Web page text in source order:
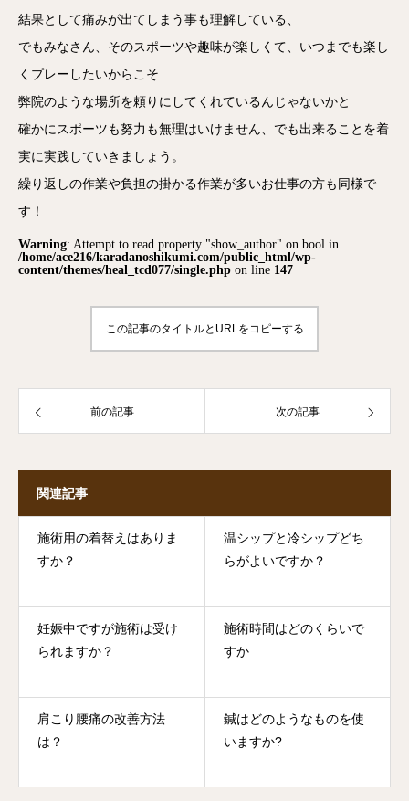
結果として痛みが出てしまう事も理解している、
でもみなさん、そのスポーツや趣味が楽しくて、いつまでも楽し
くプレーしたいからこそ
弊院のような場所を頼りにしてくれているんじゃないかと
確かにスポーツも努力も無理はいけません、でも出来ることを着
実に実践していきましょう。
繰り返しの作業や負担の掛かる作業が多いお仕事の方も同様で
す！
Warning: Attempt to read property "show_author" on bool in
/home/ace216/karadanoshikumi.com/public_html/wp-
content/themes/heal_tcd077/single.php on line 147
この記事のタイトルとURLをコピーする
前の記事 次の記事
関連記事
施術用の着替えはありま
すか？
温シップと冷シップどち
らがよいですか？
妊娠中ですが施術は受け
られますか？
施術時間はどのくらいで
すか
肩こり腰痛の改善方法
は？
鍼はどのようなものを使
いますか?